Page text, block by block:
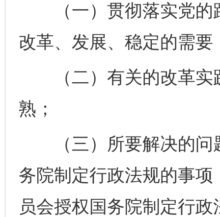
（一）贯彻落实党的
改革、发展、稳定的需要
（二）有关的改革实
熟；
（三）所要解决的问
务院制定行政法规的事
员会授权国务院制定行